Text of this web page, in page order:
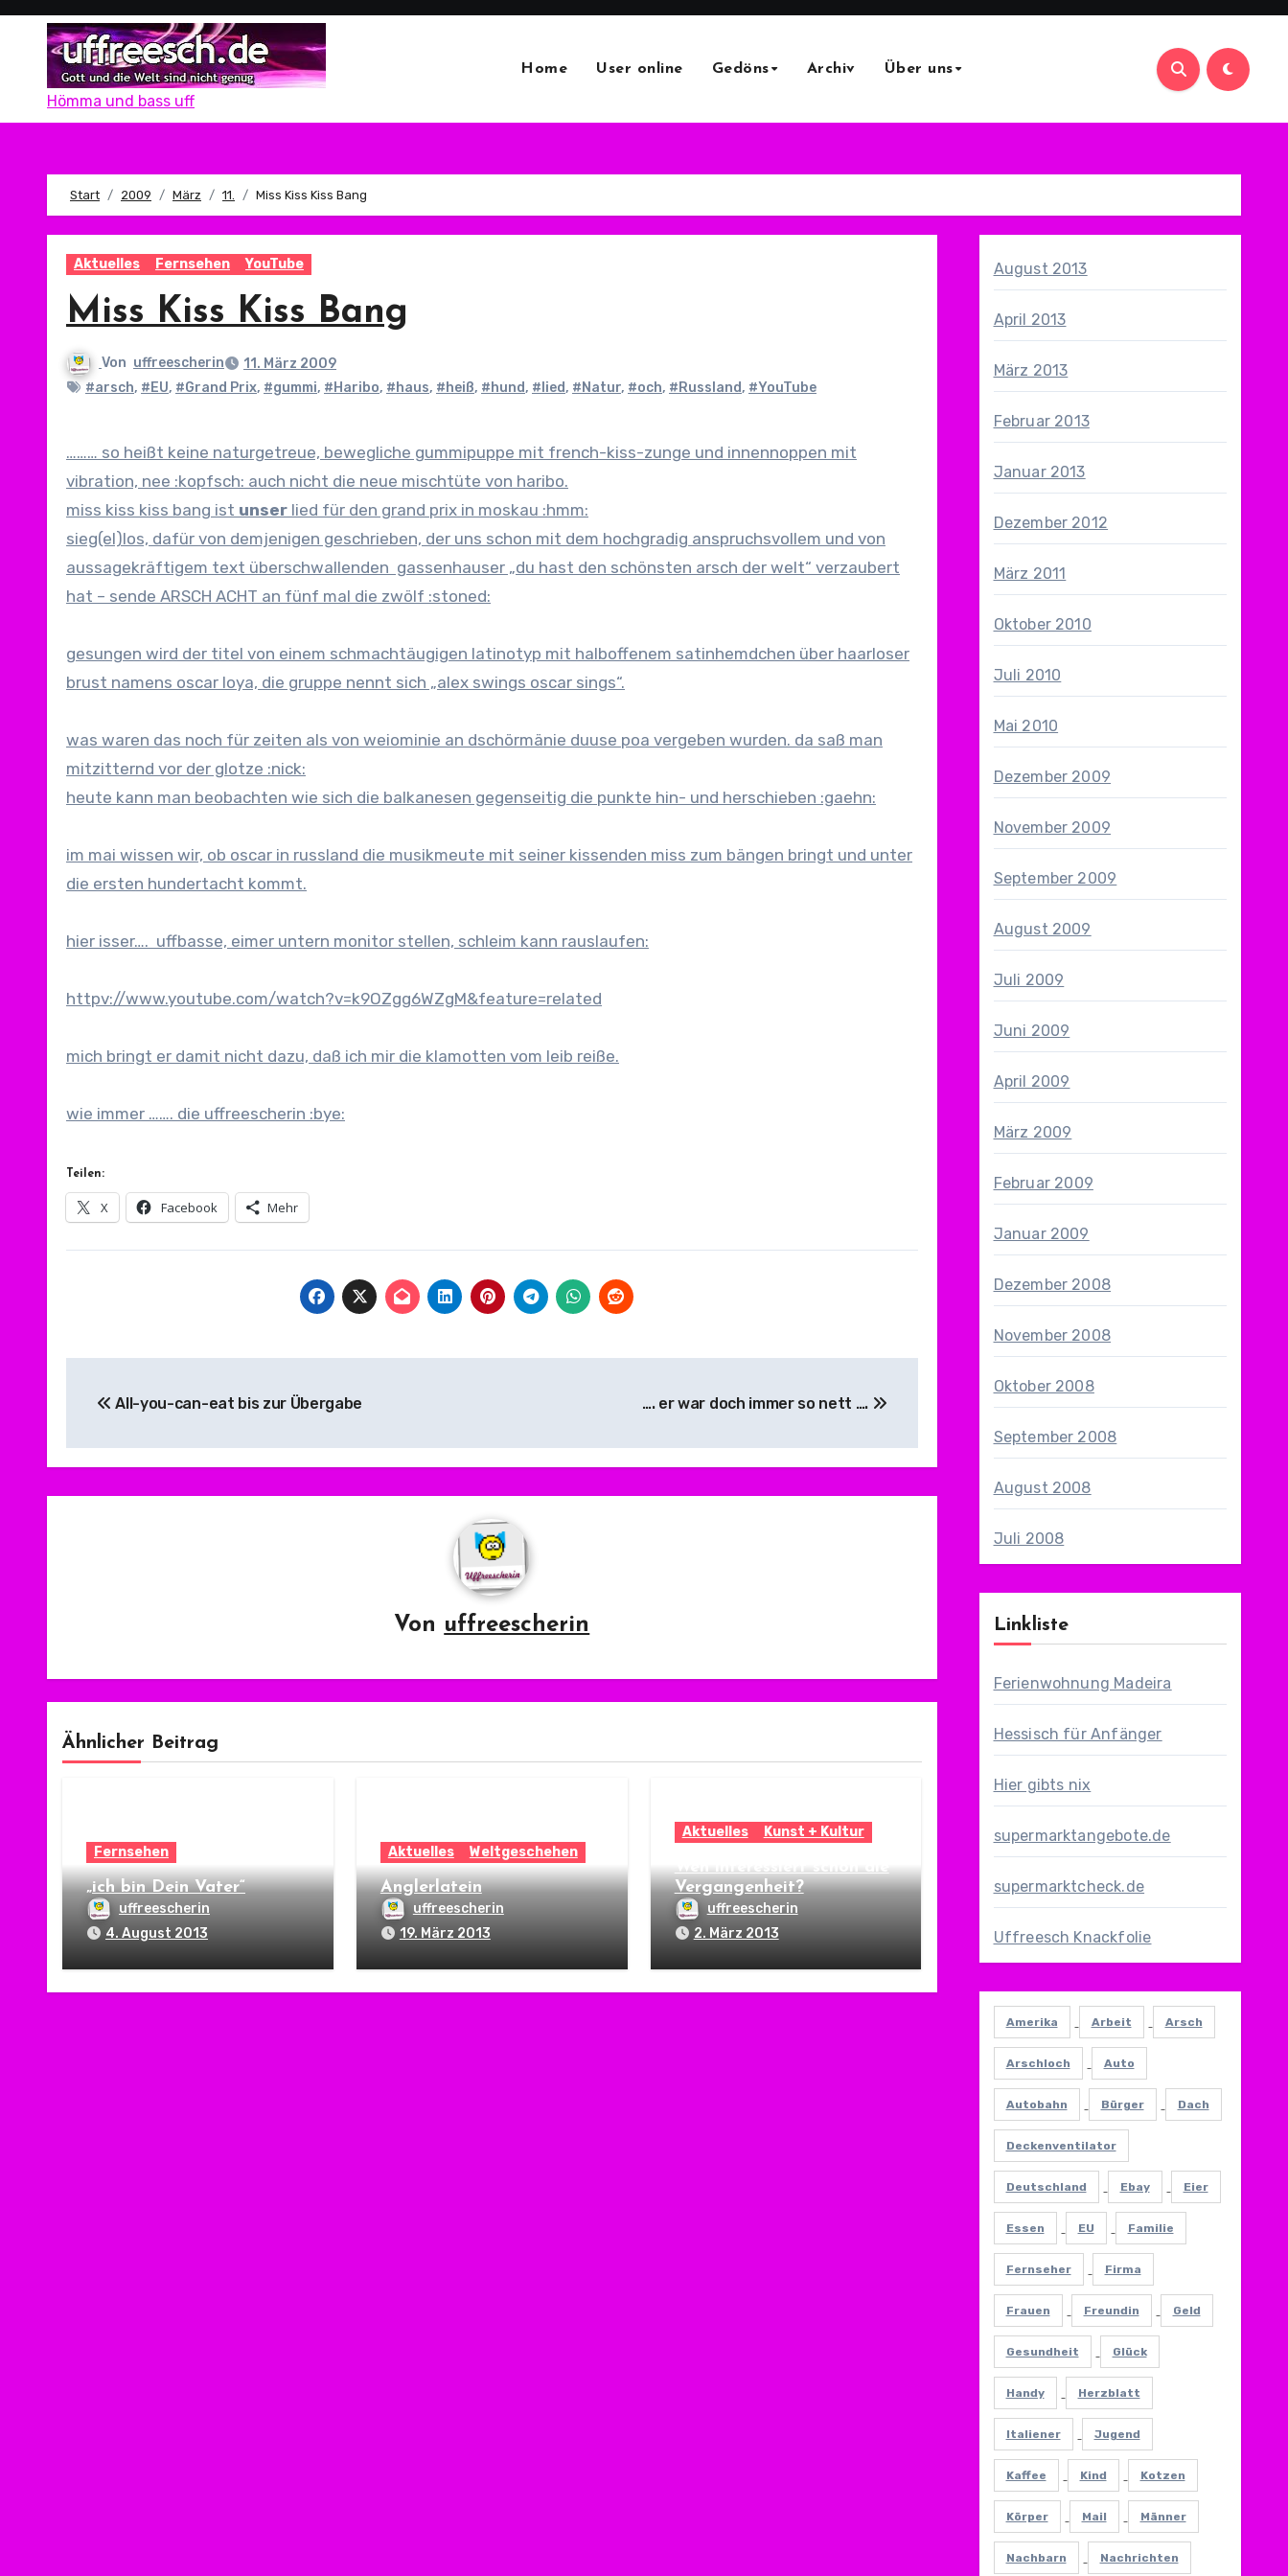
Zum
springen
Hömma und bass uff
Home User online Gedöns Archiv Über uns
Start 2009 März 11. Miss Kiss Kiss Bang
Aktuelles Fernsehen YouTube
Miss Kiss Kiss Bang
Von uffreescherin
11. März 2009
#arsch, #EU, #Grand Prix, #gummi, #Haribo, #haus, #heiß, #hund, #lied, #Natur, #och, #Russland, #YouTube
……… so heißt keine naturgetreue, bewegliche gummipuppe mit french-kiss-zunge und innennoppen mit
vibration, nee :kopfsch: auch nicht die neue mischtüte von haribo.
miss kiss kiss bang ist unser lied für den grand prix in moskau :hmm:
sieg(el)los, dafür von demjenigen geschrieben, der uns schon mit dem hochgradig anspruchsvollem und von
aussagekräftigem text überschwallenden gassenhauser „du hast den schönsten arsch der welt“ verzaubert
hat – sende ARSCH ACHT an fünf mal die zwölf :stoned:
gesungen wird der titel von einem schmachtäugigen latinotyp mit halboffenem satinhemdchen über haarloser
brust namens oscar loya, die gruppe nennt sich „alex swings oscar sings“.
was waren das noch für zeiten als von weiominie an dschörmänie duuse poa vergeben wurden. da saß man
mitzitternd vor der glotze :nick:
heute kann man beobachten wie sich die balkanesen gegenseitig die punkte hin- und herschieben :gaehn:
im mai wissen wir, ob oscar in russland die musikmeute mit seiner kissenden miss zum bängen bringt und unter
die ersten hundertacht kommt.
hier isser…. uffbasse, eimer untern monitor stellen, schleim kann rauslaufen:
httpv://www.youtube.com/watch?v=k9OZgg6WZgM&feature=related
mich bringt er damit nicht dazu, daß ich mir die klamotten vom leib reiße.
wie immer ……. die uffreescherin :bye:
Teilen:
X Facebook Mehr
All-you-can-eat bis zur Übergabe …. er war doch immer so nett ….
Von uffreescherin
Ähnlicher Beitrag
Fernsehen
„ich bin Dein Vater“
uffreescherin
4. August 2013
Aktuelles Weltgeschehen
Anglerlatein
uffreescherin
19. März 2013
Aktuelles Kunst + Kultur
Wen interessiert schon die
Vergangenheit?
uffreescherin
2. März 2013
August 2013
April 2013
März 2013
Februar 2013
Januar 2013
Dezember 2012
März 2011
Oktober 2010
Juli 2010
Mai 2010
Dezember 2009
November 2009
September 2009
August 2009
Juli 2009
Juni 2009
April 2009
März 2009
Februar 2009
Januar 2009
Dezember 2008
November 2008
Oktober 2008
September 2008
August 2008
Juli 2008
Linkliste
Ferienwohnung Madeira
Hessisch für Anfänger
Hier gibts nix
supermarktangebote.de
supermarktcheck.de
Uffreesch Knackfolie
Amerika Arbeit Arsch
Arschloch Auto
Autobahn Bürger Dach
Deckenventilator
Deutschland Ebay Eier
Essen EU Familie
Fernseher Firma
Frauen Freundin Geld
Gesundheit Glück
Handy Herzblatt
Italiener Jugend
Kaffee Kind Kotzen
Körper Mail Männer
Nachbarn Nachrichten